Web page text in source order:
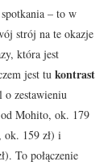
– to w
strój na te okazje
która jest
jest tu kontrast
o zestawieniu
Mohito, ok. 179
ok. 159 zł) i
To połączenie